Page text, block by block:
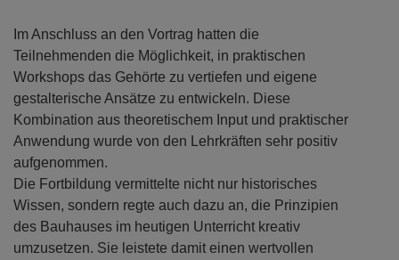
Im Anschluss an den Vortrag hatten die
Teilnehmenden die Möglichkeit, in praktischen
Workshops das Gehörte zu vertiefen und eigene
gestalterische Ansätze zu entwickeln. Diese
Kombination aus theoretischem Input und praktischer
Anwendung wurde von den Lehrkräften sehr positiv
aufgenommen.
Die Fortbildung vermittelte nicht nur historisches
Wissen, sondern regte auch dazu an, die Prinzipien
des Bauhauses im heutigen Unterricht kreativ
umzusetzen. Sie leistete damit einen wertvollen